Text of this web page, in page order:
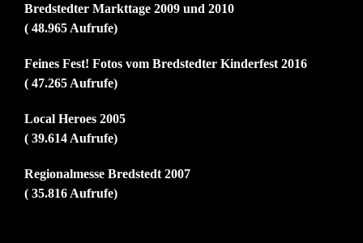
Bredstedter Markttage 2009 und 2010
( 48.965 Aufrufe)
Feines Fest! Fotos vom Bredstedter Kinderfest 2016
( 47.265 Aufrufe)
Local Heroes 2005
( 39.614 Aufrufe)
Regionalmesse Bredstedt 2007
( 35.816 Aufrufe)